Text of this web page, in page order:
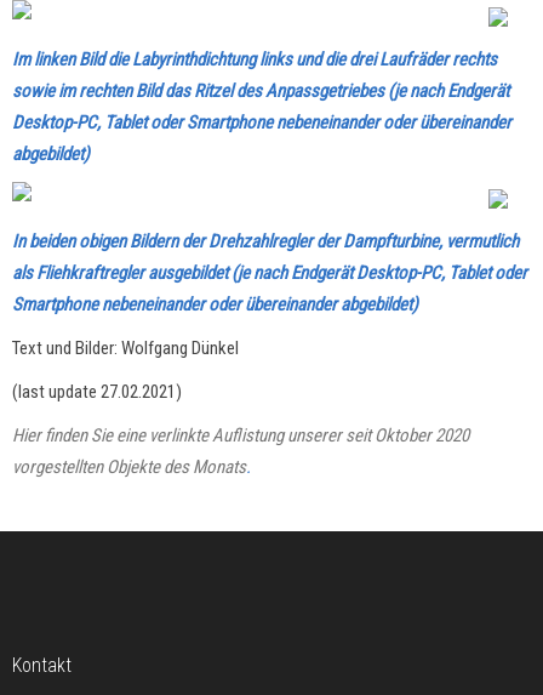
Im linken Bild die Labyrinthdichtung links und die drei Laufräder rechts
sowie im rechten Bild das Ritzel des Anpassgetriebes (je nach Endgerät
Desktop-PC, Tablet oder Smartphone nebeneinander oder übereinander
abgebildet)
In beiden obigen Bildern der Drehzahlregler der Dampfturbine, vermutlich
als Fliehkraftregler ausgebildet(je nach Endgerät Desktop-PC, Tablet oder
Smartphone nebeneinander oder übereinander abgebildet)
Text und Bilder: Wolfgang Dünkel
(last update 27.02.2021)
Hier finden Sie eine verlinkte Auflistung unserer seit Oktober 2020
vorgestellten Objekte des Monats.
Kontakt